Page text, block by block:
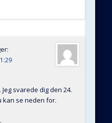
svarede dig den 24.
kan se neden for.